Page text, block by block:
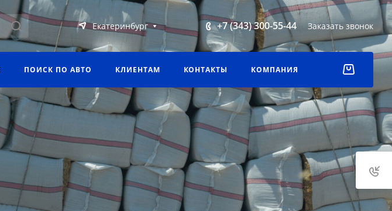
Екатеринбург +7 (343) 300-55-44 Заказать звонок
ПОИСК ПО АВТО КЛИЕНТАМ КОНТАКТЫ КОМПАНИЯ